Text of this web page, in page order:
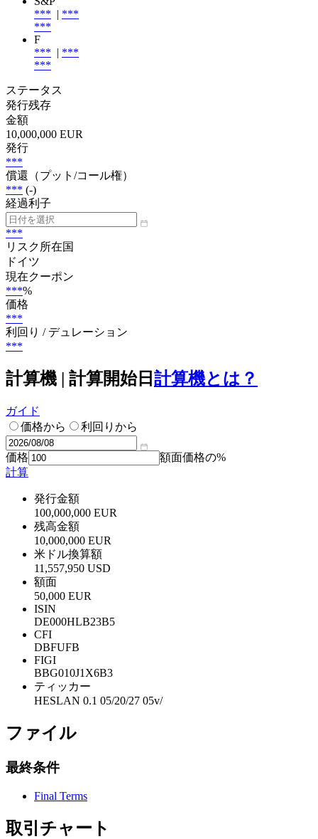
*** | ***
***
F
*** | ***
***
ステータス
発行残存
金額
10,000,000 EUR
発行
***
償還（プット/コール権）
*** (-)
経過利子
***
リスク所在国
ドイツ
現在クーポン
***%
価格
***
利回り / デュレーション
***
計算機 | 計算開始日 計算機とは？
ガイド
価格から
利回りから
価格
額面価格の%
計算
発行金額
100,000,000 EUR
残高金額
10,000,000 EUR
米ドル換算額
11,557,950 USD
額面
50,000 EUR
ISIN
DE000HLB23B5
CFI
DBFUFB
FIGI
BBG010J1X6B3
ティッカー
HESLAN 0.1 05/20/27 05v/
ファイル
最終条件
Final Terms
取引チャート